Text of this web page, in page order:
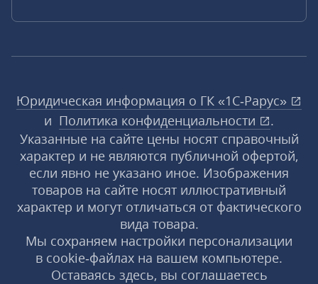
Юридическая информация о ГК «1С‑Рарус»
и Политика конфиденциальности
.
Указанные на сайте цены носят справочный
характер и не являются публичной офертой,
если явно не указано иное. Изображения
товаров на сайте носят иллюстративный
характер и могут отличаться от фактического
вида товара.
Мы сохраняем настройки персонализации
в cookie‑файлах на вашем компьютере.
Оставаясь здесь, вы соглашаетесь